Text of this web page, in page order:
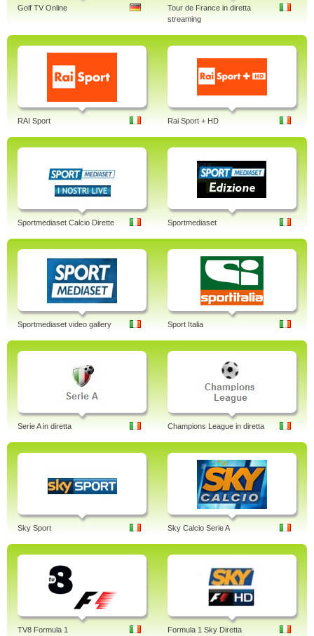
Golf TV Online
Tour de France in diretta
streaming
RAI Sport Rai Sport + HD
Sportmediaset Calcio Dirette Sportmediaset
Sportmediaset video gallery Sport Italia
Serie A in diretta Champions League in diretta
Sky Sport Sky Calcio Serie A
TV8 Formula 1 Formula 1 Sky Diretta